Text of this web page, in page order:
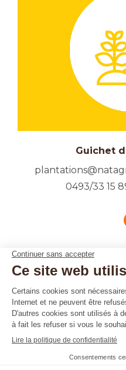
Guichet
0493/33 15